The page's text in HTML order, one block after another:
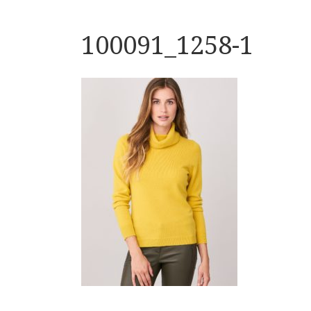
100091_1258-1